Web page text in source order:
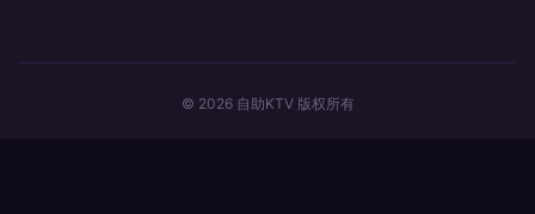
© 2026 自助KTV 版权所有